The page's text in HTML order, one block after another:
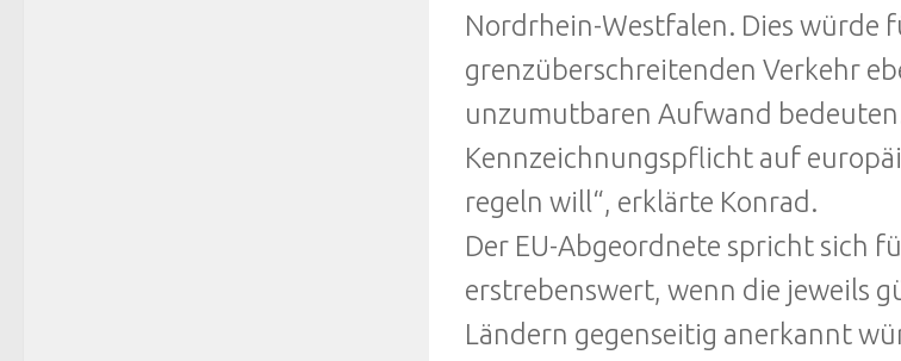
Nordrhein-Westfalen. Dies würde
grenzüberschreitenden Verkehr
unzumutbaren Aufwand
Kennzeichnungspflicht auf
regeln will“, erklärte Konrad.
Der EU-Abgeordnete spricht sich
erstrebenswert, wenn die jeweils
Ländern gegenseitig anerkannt